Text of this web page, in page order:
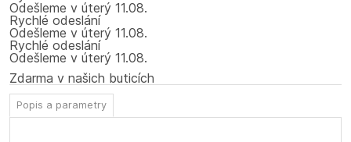
Odešleme v úterý 11.08.
Rychlé odeslání
Odešleme v úterý 11.08.
Rychlé odeslání
Odešleme v úterý 11.08.
Zdarma v našich buticích
Popis a parametry